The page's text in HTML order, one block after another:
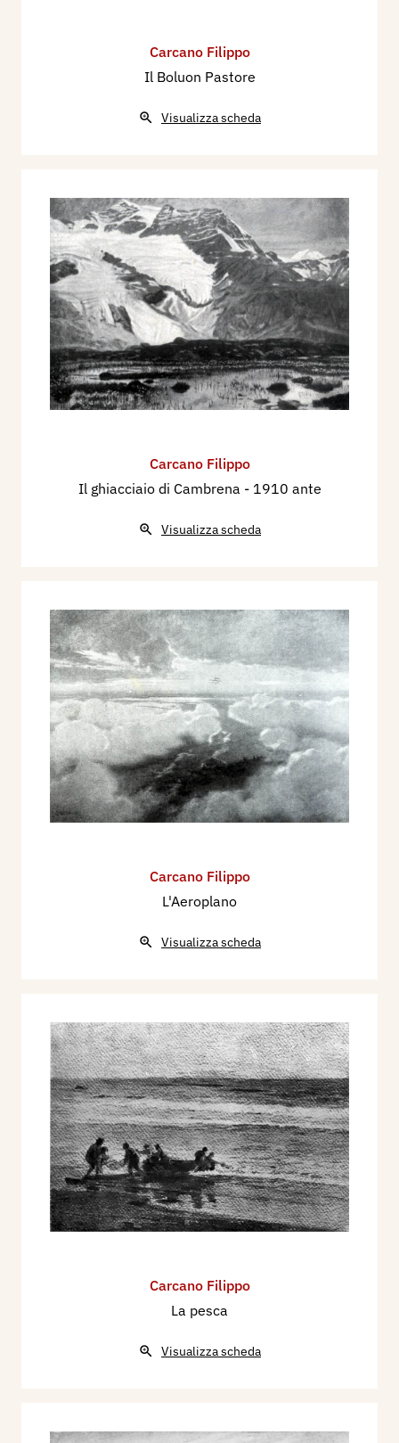
Carcano Filippo
Il Boluon Pastore
Visualizza scheda
Carcano Filippo
Il ghiacciaio di Cambrena - 1910 ante
Visualizza scheda
Carcano Filippo
L'Aeroplano
Visualizza scheda
Carcano Filippo
La pesca
Visualizza scheda